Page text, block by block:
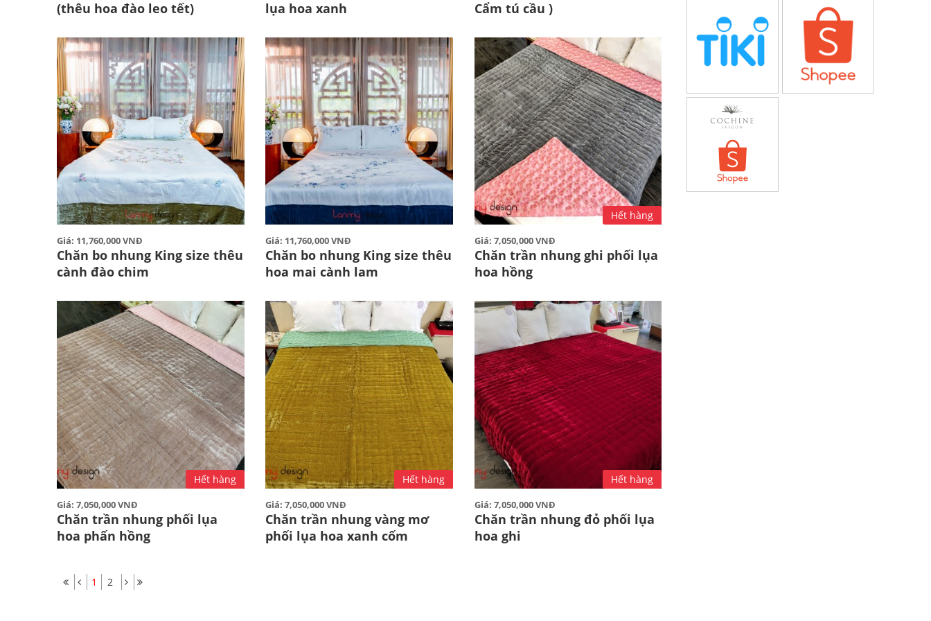
(thêu hoa đào leo tết) lụa hoa xanh Cẩm tú cầu )
Giá: 11,760,000 VNĐ
Chăn bo nhung King size thêu
cành đào chim
Giá: 11,760,000 VNĐ
Chăn bo nhung King size thêu
hoa mai cành lam
Hết hàng
Giá: 7,050,000 VNĐ
Chăn trần nhung ghi phối lụa
hoa hồng
Hết hàng
Giá: 7,050,000 VNĐ
Chăn trần nhung phối lụa
hoa phấn hồng
Hết hàng
Giá: 7,050,000 VNĐ
Chăn trần nhung vàng mơ
phối lụa hoa xanh cốm
Hết hàng
Giá: 7,050,000 VNĐ
Chăn trần nhung đỏ phối lụa
hoa ghi
1 2